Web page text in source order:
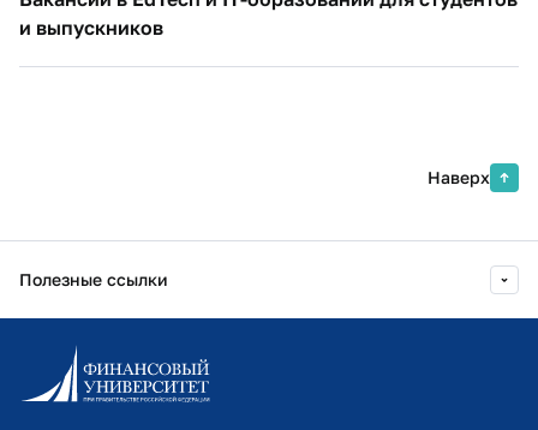
и выпускников
Наверх
Полезные ссылки
Информационно-образовательный портал
Личный кабинет поступающего